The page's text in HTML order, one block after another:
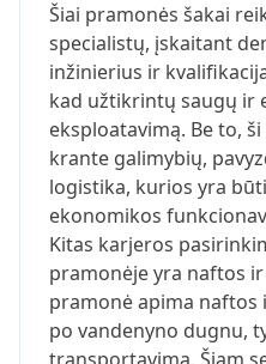
Šiai pramonės šakai
specialistų, įskaitant
inžinierius ir
kad užtikrintų saugų ir
eksploatavimą. Be to,
krante galimybių,
logistika, kurios yra
ekonomikos
Kitas karjeros
pramonėje yra naftos
pramonė apima naftos
po vandenyno dugnu,